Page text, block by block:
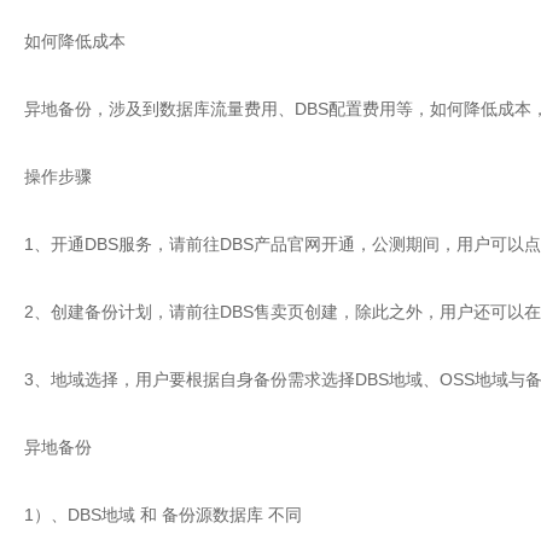
如何降低成本
异地备份，涉及到数据库流量费用、DBS配置费用等，如何降低成本
操作步骤
1、开通DBS服务，请前往DBS产品官网开通，公测期间，用户可以
2、创建备份计划，请前往DBS售卖页创建，除此之外，用户还可以
3、地域选择，用户要根据自身备份需求选择DBS地域、OSS地域与
异地备份
1）、DBS地域 和 备份源数据库 不同